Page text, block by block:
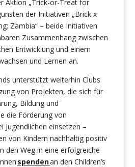
Aktion „Trick-or-Treat for
der Initiativen „Brick x
Zambia“ – beide Initiativen
Zusammenhang zwischen
Entwicklung und einem
und Lernen an.
unterstützt weiterhin Clubs
von Projekten, die sich für
Bildung und
die Förderung von
Jugendlichen einsetzen –
von Kindern nachhaltig positiv
den Weg in eine erfolgreiche
spendenan den Children’s